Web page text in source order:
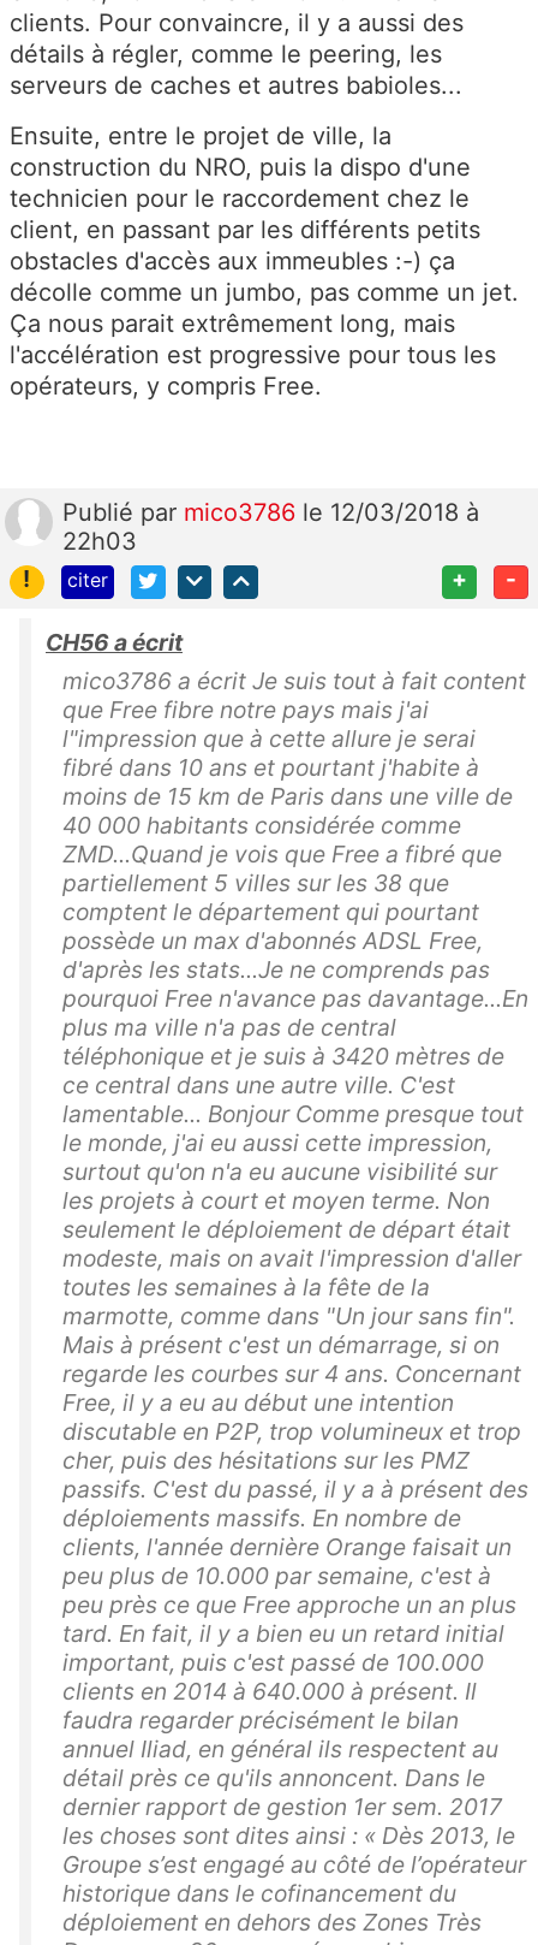
clients. Pour convaincre, il y a aussi des
détails à régler, comme le peering, les
serveurs de caches et autres babioles...
Ensuite, entre le projet de ville, la
construction du NRO, puis la dispo d'une
technicien pour le raccordement chez le
client, en passant par les différents petits
obstacles d'accès aux immeubles :-) ça
décolle comme un jumbo, pas comme un jet.
Ça nous parait extrêmement long, mais
l'accélération est progressive pour tous les
opérateurs, y compris Free.
Publié par mico3786 le 12/03/2018 à
22h03
!
citer + -
CH56 a écrit
mico3786 a écrit Je suis tout à fait content
que Free fibre notre pays mais j'ai
l"impression que à cette allure je serai
fibré dans 10 ans et pourtant j'habite à
moins de 15 km de Paris dans une ville de
40 000 habitants considérée comme
ZMD...Quand je vois que Free a fibré que
partiellement 5 villes sur les 38 que
comptent le département qui pourtant
possède un max d'abonnés ADSL Free,
d'après les stats...Je ne comprends pas
pourquoi Free n'avance pas davantage...En
plus ma ville n'a pas de central
téléphonique et je suis à 3420 mètres de
ce central dans une autre ville. C'est
lamentable... Bonjour Comme presque tout
le monde, j'ai eu aussi cette impression,
surtout qu'on n'a eu aucune visibilité sur
les projets à court et moyen terme. Non
seulement le déploiement de départ était
modeste, mais on avait l'impression d'aller
toutes les semaines à la fête de la
marmotte, comme dans "Un jour sans fin".
Mais à présent c'est un démarrage, si on
regarde les courbes sur 4 ans. Concernant
Free, il y a eu au début une intention
discutable en P2P, trop volumineux et trop
cher, puis des hésitations sur les PMZ
passifs. C'est du passé, il y a à présent des
déploiements massifs. En nombre de
clients, l'année dernière Orange faisait un
peu plus de 10.000 par semaine, c'est à
peu près ce que Free approche un an plus
tard. En fait, il y a bien eu un retard initial
important, puis c'est passé de 100.000
clients en 2014 à 640.000 à présent. Il
faudra regarder précisément le bilan
annuel Iliad, en général ils respectent au
détail près ce qu'ils annoncent. Dans le
dernier rapport de gestion 1er sem. 2017
les choses sont dites ainsi : « Dès 2013, le
Groupe s’est engagé au côté de l’opérateur
historique dans le cofinancement du
déploiement en dehors des Zones Très